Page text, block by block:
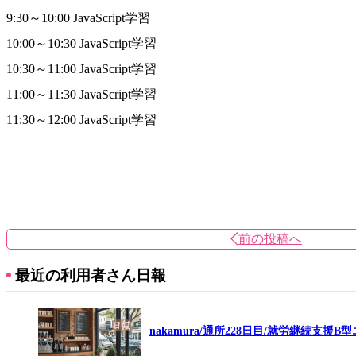
9:30～10:00 JavaScript学習
10:00～10:30 JavaScript学習
10:30～11:00 JavaScript学習
11:00～11:30 JavaScript学習
11:30～12:00 JavaScript学習
前の投稿へ
最近の利用者さん日報
nakamura/通所228日目/就労継続支援B型